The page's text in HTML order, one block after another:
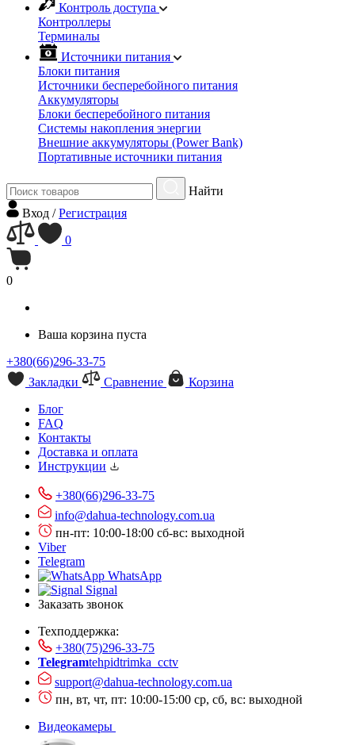
Контроль доступа
Контроллеры
Терминалы
Источники питания
Блоки питания
Источники бесперебойного питания
Аккумуляторы
Блоки бесперебойного питания
Системы накопления энергии
Внешние аккумуляторы (Power Bank)
Портативные источники питания
Найти
Вход /Регистрация
0
0
Ваша корзина пуста
+380(66)296-33-75
Закладки
Сравнение
Корзина
Блог
FAQ
Контакты
Доставка и оплата
Инструкции
+380(66)296-33-75
info@dahua-technology.com.ua
пн-пт: 10:00-18:00 сб-вс: выходной
Viber
Telegram
WhatsApp
Signal
Заказать звонок
Техподдержка:
+380(75)296-33-75
Telegramtehpidtrimka_cctv
support@dahua-technology.com.ua
пн, вт, чт, пт: 10:00-15:00 ср, сб, вс: выходной
Видеокамеры